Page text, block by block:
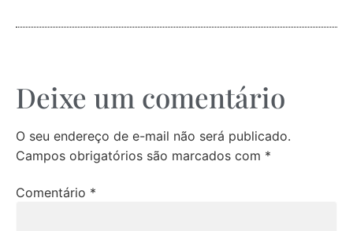
Deixe um comentário
O seu endereço de e-mail não será publicado.
Campos obrigatórios são marcados com *
Comentário *